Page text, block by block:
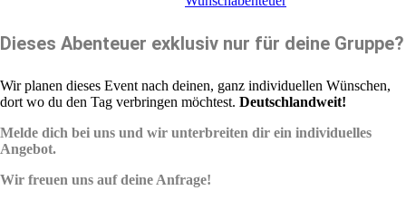
Dieses Abenteuer exklusiv nur für deine Gruppe?
Wir planen dieses Event nach deinen, ganz individuellen Wünschen,
dort wo du den Tag verbringen möchtest. Deutschlandweit!
Melde dich bei uns und wir unterbreiten dir ein individuelles
Angebot.
Wir freuen uns auf deine Anfrage!